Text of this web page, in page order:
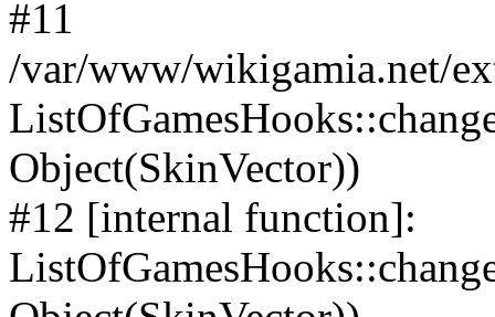
#11
/var/www/wikigamia.net/
Object(SkinVector))
#12 [internal function]: